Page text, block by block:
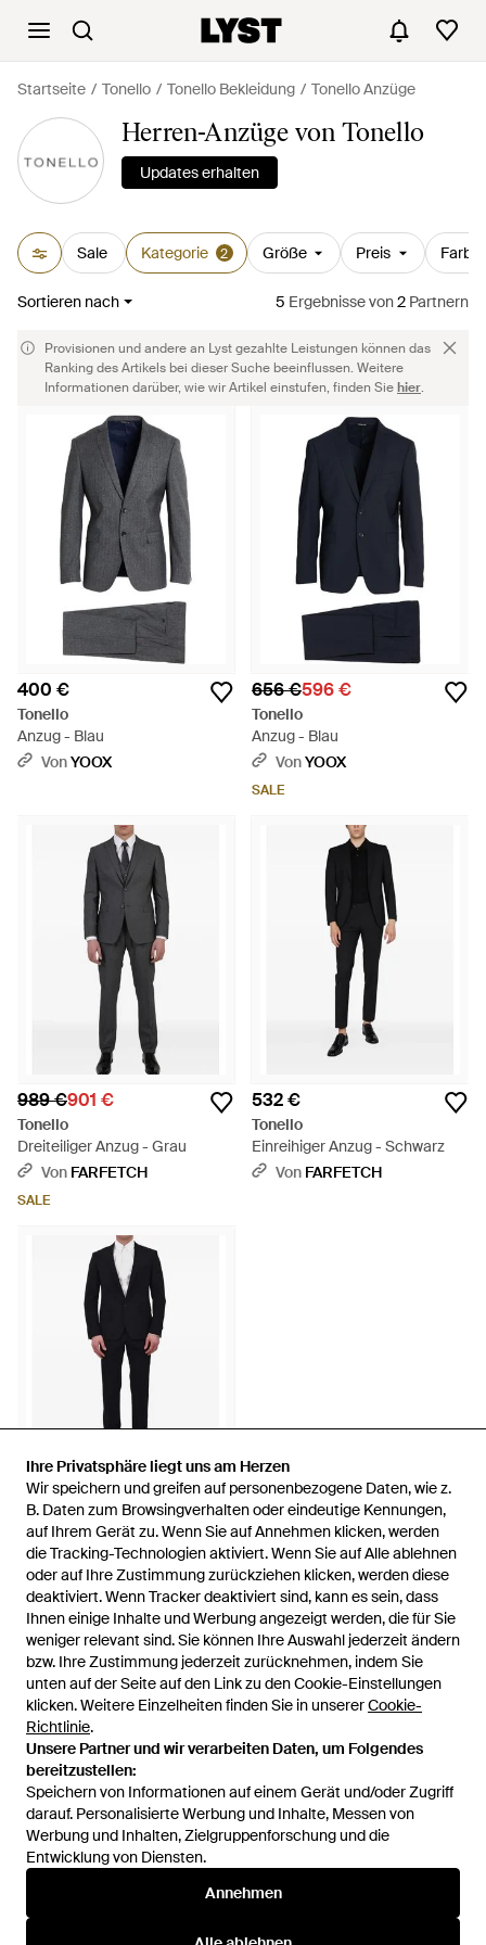
Ihre Privatsphäre liegt uns am Herzen
Wir speichern und greifen auf personenbezogene Daten, wie z.
B. Daten zum Browsingverhalten oder eindeutige Kennungen,
auf Ihrem Gerät zu. Wenn Sie auf Annehmen klicken, werden
die Tracking-Technologien aktiviert. Wenn Sie auf Alle ablehnen
oder auf Ihre Zustimmung zurückziehen klicken, werden diese
deaktiviert. Wenn Tracker deaktiviert sind, kann es sein, dass
Ihnen einige Inhalte und Werbung angezeigt werden, die für Sie
weniger relevant sind. Sie können Ihre Auswahl jederzeit ändern
bzw. Ihre Zustimmung jederzeit zurücknehmen, indem Sie
unten auf der Seite auf den Link zu den Cookie-Einstellungen
klicken. Weitere Einzelheiten finden Sie in unsererCookie-
Richtlinie.
Unsere Partner und wir verarbeiten Daten, um Folgendes
bereitzustellen:
Speichern von Informationen auf einem Gerät und/oder Zugriff
darauf. Personalisierte Werbung und Inhalte, Messen von
Werbung und Inhalten, Zielgruppenforschung und die
Entwicklung von Diensten.
Annehmen
Ihre Privatsphäre liegt uns am Herzen
Wir speichern und greifen auf personenbezogene Daten, wie z.
B. Daten zum Browsingverhalten oder eindeutige Kennungen,
auf Ihrem Gerät zu. Wenn Sie auf Annehmen klicken, werden
die Tracking-Technologien aktiviert. Wenn Sie auf Alle ablehnen
oder auf Ihre Zustimmung zurückziehen klicken, werden diese
deaktiviert. Wenn Tracker deaktiviert sind, kann es sein, dass
Ihnen einige Inhalte und Werbung angezeigt werden, die für Sie
weniger relevant sind. Sie können Ihre Auswahl jederzeit ändern
bzw. Ihre Zustimmung jederzeit zurücknehmen, indem Sie
unten auf der Seite auf den Link zu den Cookie-Einstellungen
klicken. Weitere Einzelheiten finden Sie in unsererCookie-
Richtlinie.
Unsere Partner und wir verarbeiten Daten, um Folgendes
bereitzustellen:
Speichern von Informationen auf einem Gerät und/oder Zugriff
darauf. Personalisierte Werbung und Inhalte, Messen von
Werbung und Inhalten, Zielgruppenforschung und die
Entwicklung von Diensten.
Annehmen
Startseite Tonello Tonello Bekleidung Tonello Anzüge
Herren-Anzüge von Tonello
Updates erhalten
Sale Kategorie 2 Größe Preis Farbe
Sortieren nach 5 Ergebnissevon2 Partnern
Provisionen und andere an Lyst gezahlte Leistungen können das
Ranking des Artikels bei dieser Suche beeinflussen. Weitere
Informationen darüber, wie wir Artikel einstufen, finden Siehier.
400 €
Tonello
Anzug - Blau
VonYOOX
656 €596 €
Tonello
Anzug - Blau
VonYOOX
SALE
989 €901 €
Tonello
Dreiteiliger Anzug - Grau
Von FARFETCH
SALE
532 €
Tonello
Einreihiger Anzug - Schwarz
Von FARFETCH
885 €690 €
Tonello
Einreihiger Anzug - Schwarz
VonFARFETCH
SALE
International